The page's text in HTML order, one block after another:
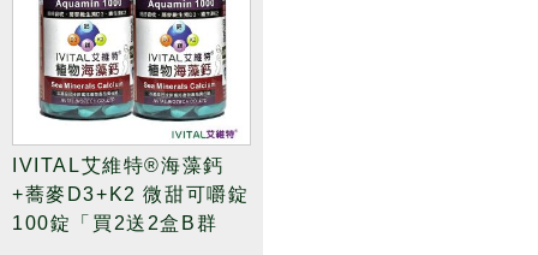
IVITAL艾維特®海藻鈣
+蕎麥D3+K2 微甜可嚼錠
100錠「買2送2盒B群